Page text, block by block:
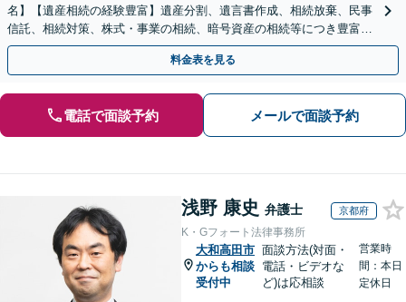
名】【遺産相続の経験豊富】遺産分割、遺言書作成、相続放棄、民事
信託、相続対策、株式・事業の相続、暗号資産の相続等につき豊富な
対応実績。【バリアフリー】【完全個室対応】
料金表を見る
電話で面談予約 メールで面談予約
浅野 康史 弁護士 京都府
K・Gフォート法律事務所
大和高田市
からも相談
受付中
面談方法(対面・
電話・ビデオな
ど)は応相談
営業時
間：本日
定休日